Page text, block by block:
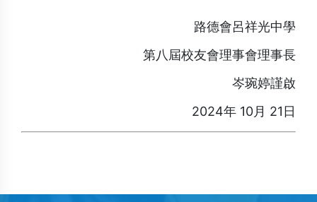
路德會呂祥光中學
第八屆校友會理事會理事長
岑琬婷謹啟
2024年 10月 21日